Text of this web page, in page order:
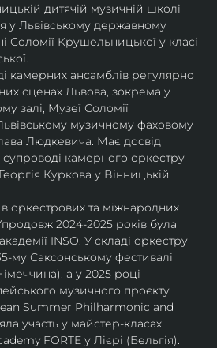
дитячій музичній школі
у Львівському державному
Соломії Крушельницької у класі
камерних ансамблів регулярно
сценах Львова, зокрема у
залі, Музеї Соломії
музичному фаховому
Людкевича. Має досвід
супроводі камерного оркестру
Куркова у Вінницькій
оркестрових та міжнародних
2024-2025 років була
INSO. У складі оркестру
му Саксонському фестивалі
а у 2025 році
музичного проєкту
Summer Philharmonic and
участь у майстер-класах
FORTE у Лієрі (Бельгія).